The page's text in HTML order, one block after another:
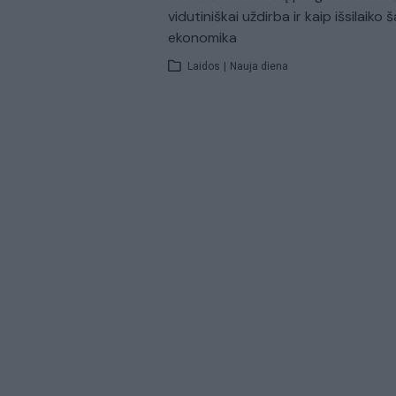
vidutiniškai uždirba ir kaip išsilaiko
ekonomika
Laidos | Nauja diena